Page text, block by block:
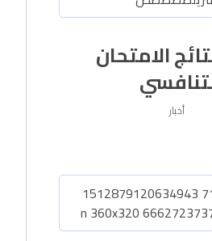
الامتحان
أخبار